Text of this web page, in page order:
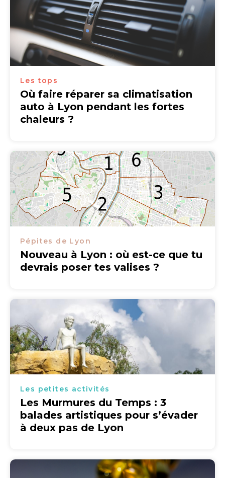
Les tops
Où faire réparer sa climatisation
auto à Lyon pendant les fortes
chaleurs ?
Pépites de Lyon
Nouveau à Lyon : où est-ce que tu
devrais poser tes valises ?
Les petites activités
Les Murmures du Temps : 3
balades artistiques pour s’évader
à deux pas de Lyon